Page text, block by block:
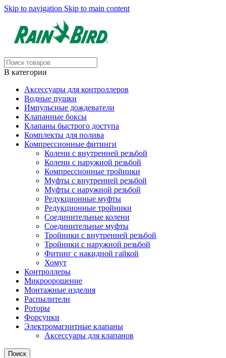
Skip to navigation Skip to main content
В категории
Аксессуары для контроллеров
Водные пушки
Импульсные дождеватели
Клапанные боксы
Клапаны быстрого доступа
Комплекты для полива
Компрессионные фитинги
Колени с внутренней резьбой
Колени с наружной резьбой
Компрессионные тройники
Муфты с внутренней резьбой
Муфты с наружной резьбой
Редукционные муфты
Редукционные тройники
Соединительные колени
Соединительные муфты
Тройники с внутренней резьбой
Тройники с наружной резьбой
Фитинг с накидной гайкой
Хомут
Контроллеры
Микроорошение
Монтажные изделия
Распылители
Роторы
Форсунки
Электромагнитные клапаны
Аксессуары для клапанов
Поиск